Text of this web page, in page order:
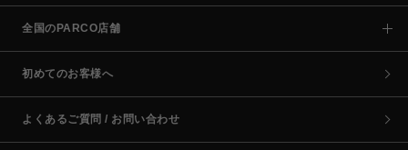
全国のPARCO店舗
初めてのお客様へ
よくあるご質問 / お問い合わせ